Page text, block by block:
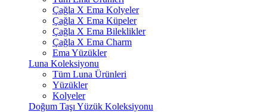
Çağla X Ema Kolyeler
Çağla X Ema Küpeler
Çağla X Ema Bileklikler
Çağla X Ema Charm
Ema Yüzükler
Luna Koleksiyonu
Tüm Luna Ürünleri
Yüzükler
Kolyeler
Doğum Taşı Yüzük Koleksiyonu